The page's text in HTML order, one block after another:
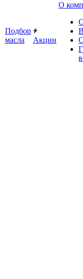
Подбор
масла
Акции
О